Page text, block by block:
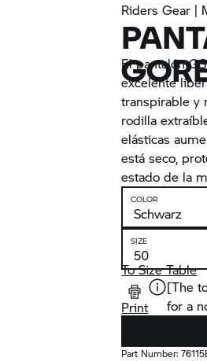
Riders Gear |
El pantalón
excelente
transpirable y
rodilla
elásticas
está seco,
estado de la
COLOR
SIZE
To Size Table
Print
[The
for a
Part Number: